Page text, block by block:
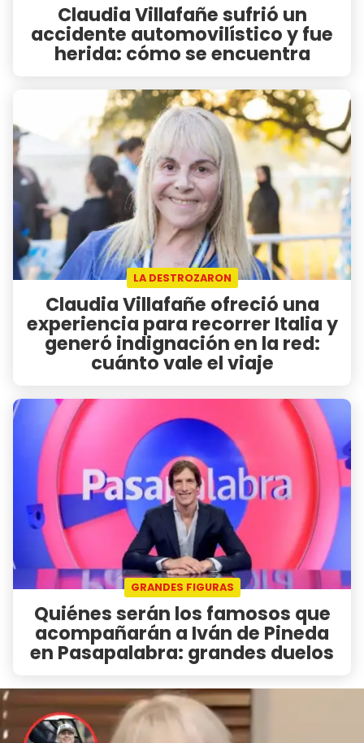
Claudia Villafañe sufrió un
accidente automovilístico y fue
herida: cómo se encuentra
LA DESTROZARON
Claudia Villafañe ofreció una
experiencia para recorrer Italia y
generó indignación en la red:
cuánto vale el viaje
GRANDES FIGURAS
Quiénes serán los famosos que
acompañarán a Iván de Pineda
en Pasapalabra: grandes duelos